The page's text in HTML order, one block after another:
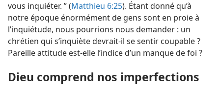
vous inquiéter. ” (Matthieu 6:25). Étant donné qu’à
notre époque énormément de gens sont en proie à
l’inquiétude, nous pourrions nous demander : un
chrétien qui s’inquiète devrait-​il se sentir coupable ?
Pareille attitude est-​elle l’indice d’un manque de foi ?
Dieu comprend nos imperfections